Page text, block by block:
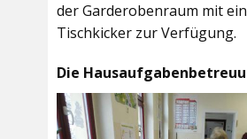
derGarderobenraum mit
Tischkicker zur Verfügung.
Die